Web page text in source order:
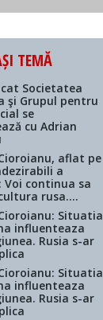
TEMĂ
Societatea
şi Grupul pentru
se
cu Adrian
aflat pe
a
Voi continua sa
rusa....
Situatia
influenteaza
Rusia s-ar
Situatia
influenteaza
Rusia s-ar